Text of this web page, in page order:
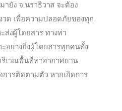
ยัง จ.นราธิวาส จะต้อง
ด เพื่อความปลอดภัยของทุก
ส่งผู้โดยสาร ทางท่า
อย่างยิ่งผู้โดยสารทุกคนทั้ง
ริเวณพื้นที่ท่าอากาศยาน
ารติดตามตัว หากเกิดการ